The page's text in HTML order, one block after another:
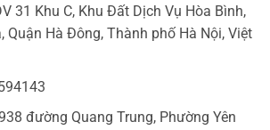
31 Khu C, Khu Đất Dịch Vụ Hòa Bình,
Quận Hà Đông, Thành phố Hà Nội, Việt
đường Quang Trung, Phường Yên